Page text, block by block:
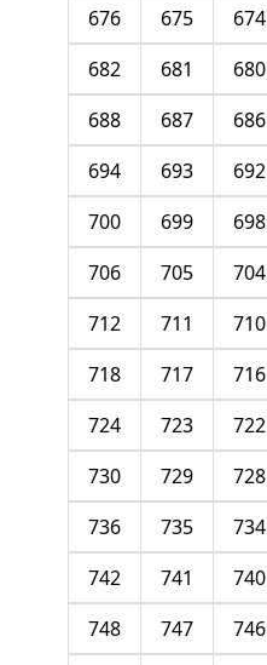
674
675
676
680
681
682
686
687
688
692
693
694
698
699
700
704
705
706
710
711
712
716
717
718
722
723
724
728
729
730
734
735
736
740
741
742
746
747
748